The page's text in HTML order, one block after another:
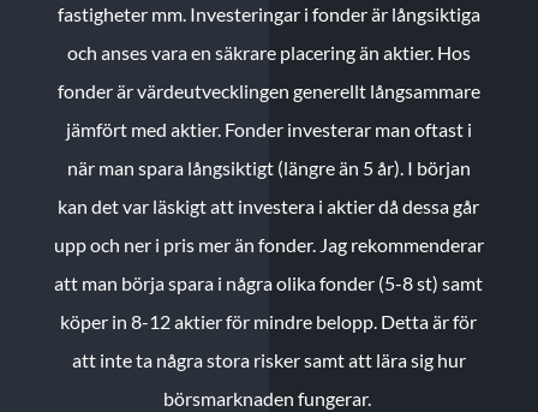
fastigheter mm. Investeringar i fonder är långsiktiga
och anses vara en säkrare placering än aktier. Hos
fonder är värdeutvecklingen generellt långsammare
jämfört med aktier. Fonder investerar man oftast i
när man spara långsiktigt (längre än 5 år). I början
kan det var läskigt att investera i aktier då dessa går
upp och ner i pris mer än fonder. Jag rekommenderar
att man börja spara i några olika fonder (5-8 st) samt
köper in 8-12 aktier för mindre belopp. Detta är för
att inte ta några stora risker samt att lära sig hur
börsmarknaden fungerar.